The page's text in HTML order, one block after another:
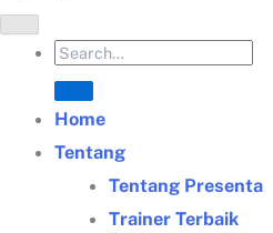
Home
Tentang
Tentang Presenta
Trainer Terbaik